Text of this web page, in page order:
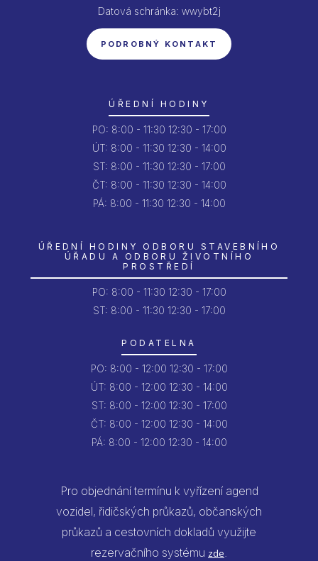
Datová schránka: wwybt2j
PODROBNÝ KONTAKT
ÚŘEDNÍ HODINY
PO: 8:00 - 11:30 12:30 - 17:00
ÚT: 8:00 - 11:30 12:30 - 14:00
ST: 8:00 - 11:30 12:30 - 17:00
ČT: 8:00 - 11:30 12:30 - 14:00
PÁ: 8:00 - 11:30 12:30 - 14:00
ÚŘEDNÍ HODINY ODBORU STAVEBNÍHO
ÚŘADU A ODBORU ŽIVOTNÍHO
PROSTŘEDÍ
PO: 8:00 - 11:30 12:30 - 17:00
ST: 8:00 - 11:30 12:30 - 17:00
PODATELNA
PO: 8:00 - 12:00 12:30 - 17:00
ÚT: 8:00 - 12:00 12:30 - 14:00
ST: 8:00 - 12:00 12:30 - 17:00
ČT: 8:00 - 12:00 12:30 - 14:00
PÁ: 8:00 - 12:00 12:30 - 14:00
Pro objednání termínu k vyřízení agend
vozidel, řidičských průkazů, občanských
průkazů a cestovních dokladů využijte
rezervačního systému zde.